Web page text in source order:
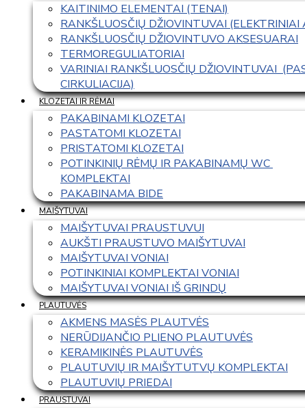
KAITINIMO ELEMENTAI (TENAI)
RANKŠLUOSČIŲ DŽIOVINTUVAI (ELEKTRINIAI
RANKŠLUOSČIŲ DŽIOVINTUVO AKSESUARAI
TERMOREGULIATORIAI
VARINIAI RANKŠLUOSČIŲ DŽIOVINTUVAI
CIRKULIACIJA)
KLOZETAI IR RĖMAI
PAKABINAMI KLOZETAI
PASTATOMI KLOZETAI
PRISTATOMI KLOZETAI
POTINKINIŲ RĖMŲ IR PAKABINAMŲ WC
KOMPLEKTAI
PAKABINAMA BIDE
MAIŠYTUVAI
MAIŠYTUVAI PRAUSTUVUI
AUKŠTI PRAUSTUVO MAIŠYTUVAI
MAIŠYTUVAI VONIAI
POTINKINIAI KOMPLEKTAI VONIAI
MAIŠYTUVAI VONIAI IŠ GRINDŲ
PLAUTUVĖS
AKMENS MASĖS PLAUTVĖS
NERŪDIJANČIO PLIENO PLAUTUVĖS
KERAMIKINĖS PLAUTUVĖS
PLAUTUVIŲ IR MAIŠYTUTVŲ KOMPLEKTAI
PLAUTUVIŲ PRIEDAI
PRAUSTUVAI